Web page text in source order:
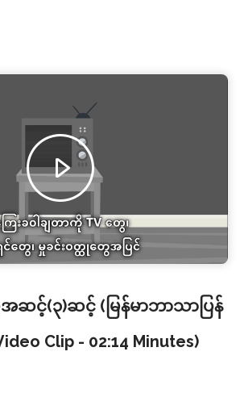
းတွင်သာ ဆက်လက်ထားရှိခဲ့ပါသည်။
ဖြင့် ဆက်လက်အကောင်အထည်ဖော်ရန် ကျန်
ျက် (၄)ချက်ကိုလည်း သက်ဆိုင်ရာ
Timeline များချမှတ်ပြီး အထူးအလေးထား
ေါင်းစပ်ညှိနှိုင်း၍ အားသွန်ခွန်စိုက် ထိထိ
င်ရွက်လျက်ရှိ ပါသည်။
on Governance က ထုတ်ပြန်သည့်
2025 အရ နိုင်ငံနှင့် ဒေသပေါင်း ၁၇၇ နိုင်ငံ
းကောင်း ဖော်ပြထား သော်လည်း ကိုရီး
ည်သူ့သမ္မတနိုင်ငံနှင့် အီရန်နိုင်ငံတို့ ပါဝင်
ရပါသည်။ ၎င်းအပြင် FATF ကဲ့သို့ခိုင်မာ
ာဆောင်ရွက်ရန် လိုအပ်သော စံနှုန်း
အဆင့်(၃)ဆင့် (မြန်မာဘာသာပြန်
Clip - 02:14 Minutes)